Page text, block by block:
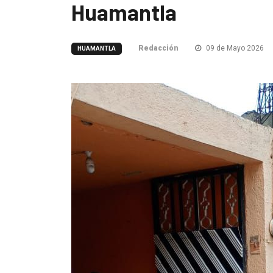
Huamantla
HUAMANTLA Redacción 09 de Mayo 2026